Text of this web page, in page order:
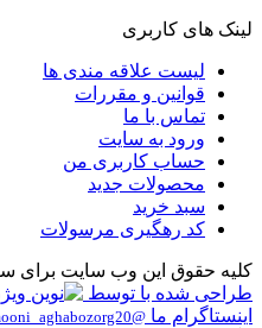
لینک های کاربری
لیست علاقه مندی ها
قوانین و مقررات
تماس با ما
ورود به سایت
حساب کاربری من
محصولات جدید
سبد خرید
کد رهگیری مرسولات
کلیه حقوق این وب سایت برای
طراحی شده با توسط
اینستاگرام ما @sismooni_aghabozorg20